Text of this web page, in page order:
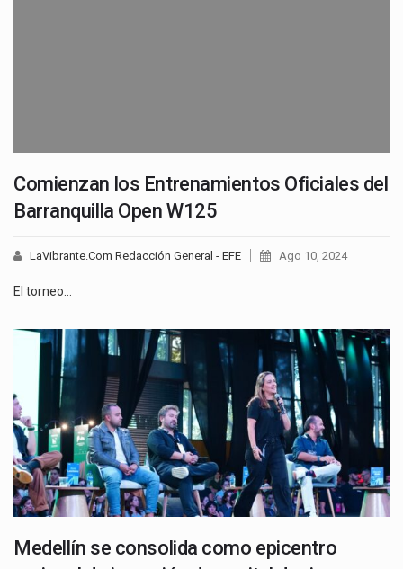
Comienzan los Entrenamientos Oficiales del
Barranquilla Open W125
LaVibrante.Com Redacción General - EFE Ago 10, 2024
El torneo…
Medellín se consolida como epicentro